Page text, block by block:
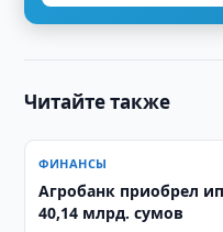
Читайте также
ФИНАНСЫ
Агробанк приобрел
40,14 млрд. сумов